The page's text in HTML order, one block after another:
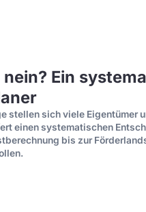
Ein
stellen sich viele Eigentümer
einen systematischen
bis zur